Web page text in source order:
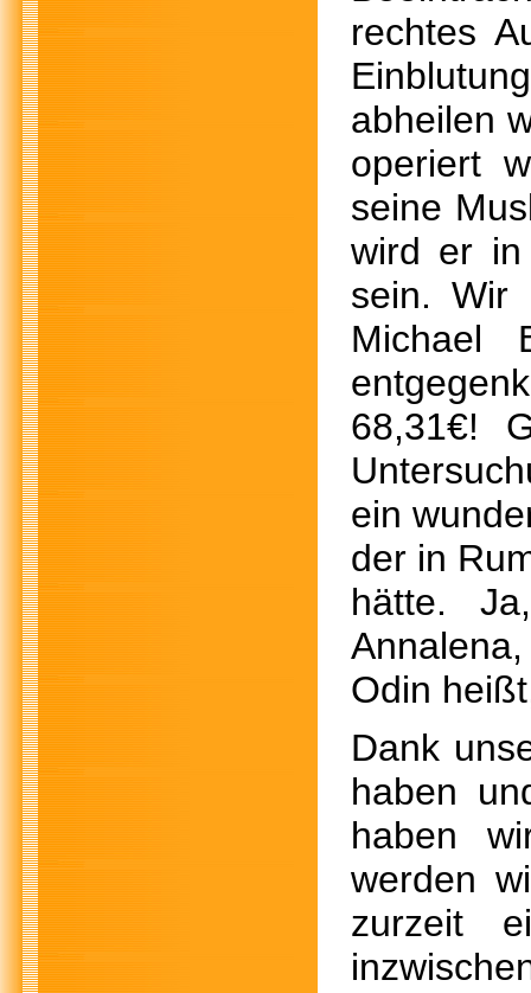
rechtes
abheilen
operiert
seine
wird er in
sein. Wir
Michael
68,31€!
ein
der in
hätte.
Odin
Dank
haben
haben
werden
zurzeit